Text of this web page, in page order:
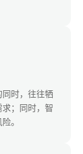
时，往往牺
；同时，智
。